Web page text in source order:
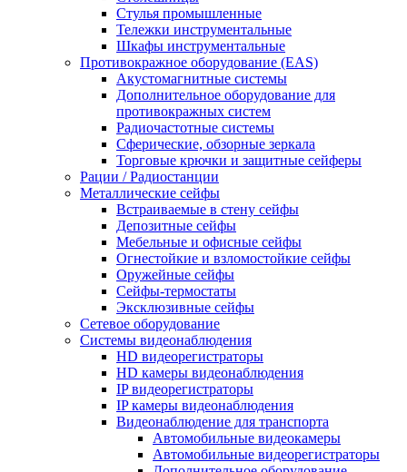
Стулья промышленные
Тележки инструментальные
Шкафы инструментальные
Противокражное оборудование (EAS)
Акустомагнитные системы
Дополнительное оборудование для
противокражных систем
Радиочастотные системы
Сферические, обзорные зеркала
Торговые крючки и защитные сейферы
Рации / Радиостанции
Металлические сейфы
Встраиваемые в стену сейфы
Депозитные сейфы
Мебельные и офисные сейфы
Огнестойкие и взломостойкие сейфы
Оружейные сейфы
Сейфы-термостаты
Эксклюзивные сейфы
Сетевое оборудование
Системы видеонаблюдения
HD видеорегистраторы
HD камеры видеонаблюдения
IP видеорегистраторы
IP камеры видеонаблюдения
Видеонаблюдение для транспорта
Автомобильные видеокамеры
Автомобильные видеорегистраторы